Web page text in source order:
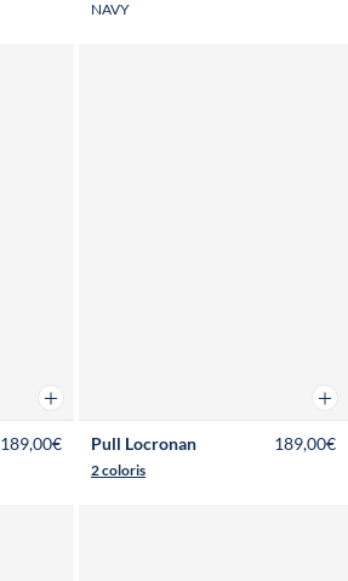
NAVY
Ajouter au panier
189,00€ Pull Locronan
2 coloris
189,00€